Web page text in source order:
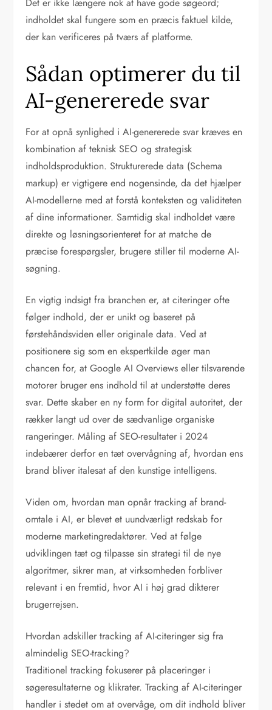
indholdet skal fungere som en præcis faktuel kilde,
der kan verificeres på tværs af platforme.
Sådan optimerer du til
AI-genererede svar
For at opnå synlighed i AI-genererede svar kræves en
kombination af teknisk SEO og strategisk
indholdsproduktion. Strukturerede data (Schema
markup) er vigtigere end nogensinde, da det hjælper
AI-modellerne med at forstå konteksten og validiteten
af dine informationer. Samtidig skal indholdet være
direkte og løsningsorienteret for at matche de
præcise forespørgsler, brugere stiller til moderne AI-
søgning.
En vigtig indsigt fra branchen er, at citeringer ofte
følger indhold, der er unikt og baseret på
førstehåndsviden eller originale data. Ved at
positionere sig som en ekspertkilde øger man
chancen for, at Google AI Overviews eller tilsvarende
motorer bruger ens indhold til at understøtte deres
svar. Dette skaber en ny form for digital autoritet, der
rækker langt ud over de sædvanlige organiske
rangeringer. Måling af SEO-resultater i 2024
indebærer derfor en tæt overvågning af, hvordan ens
brand bliver italesat af den kunstige intelligens.
Viden om, hvordan man opnår tracking af brand-
omtale i AI, er blevet et uundværligt redskab for
moderne marketingredaktører. Ved at følge
udviklingen tæt og tilpasse sin strategi til de nye
algoritmer, sikrer man, at virksomheden forbliver
relevant i en fremtid, hvor AI i høj grad dikterer
brugerrejsen.
Hvordan adskiller tracking af AI-citeringer sig fra
almindelig SEO-tracking?
Traditionel tracking fokuserer på placeringer i
søgeresultaterne og klikrater. Tracking af AI-citeringer
handler i stedet om at overvåge, om dit indhold bliver